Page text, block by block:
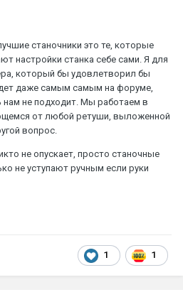
станочники это те, которые
настройки станка себе сами. Я для
который бы удовлетворил бы
даже самым самым на форуме,
нам не подходит. Мы работаем в
от любой ретуши, выложенной
вопрос.
не опускает, просто станочные
не уступают ручным если руки
1 1